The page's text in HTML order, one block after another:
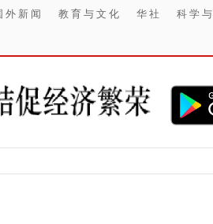
外新闻 教育与文化 华社 科学